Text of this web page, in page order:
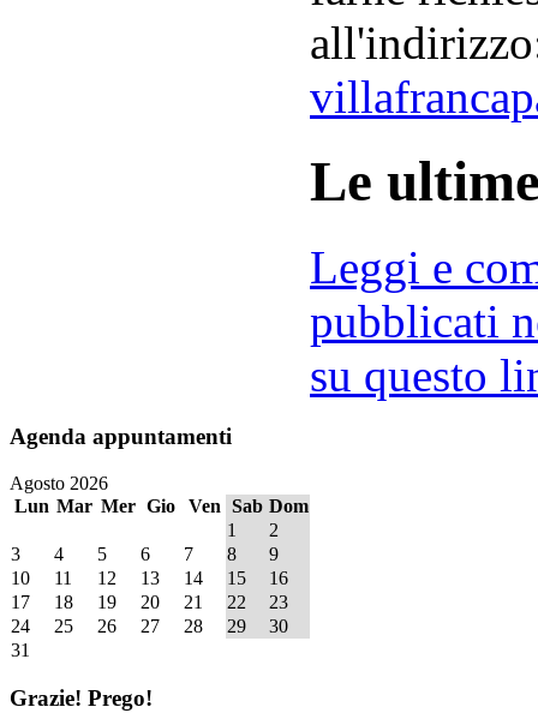
Le
Leggi e
pubblicati
su questo
Agenda appuntamenti
Agosto 2026
Lun Mar Mer Gio Ven Sab Dom
1
2
3
4 5 6 7 8
9
10
11 12 13 14 15
16
17
18 19 20 21 22
23
24
25 26 27 28 29
30
31
Grazie! Prego!